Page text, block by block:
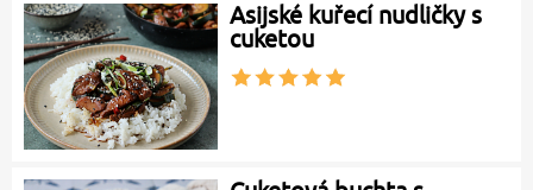
Asijské kuřecí nudličky s
cuketou